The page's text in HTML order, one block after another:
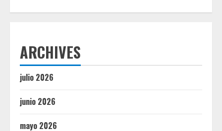
ARCHIVES
julio 2026
junio 2026
mayo 2026